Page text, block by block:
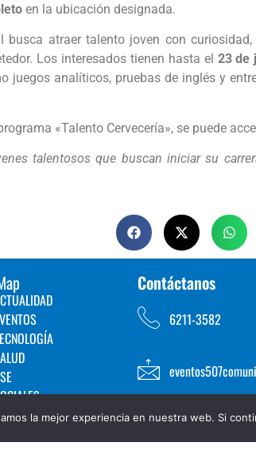
en la ubicación designada.
busca atraer talento joven con
Los interesados tienen hasta el 23 de
juegos analíticos, pruebas de inglés y
«Talento Cervecería», se puede
talentosos que buscan iniciar su
Contáctanos
6211-3582
la mejor experiencia en nuestra web. Si